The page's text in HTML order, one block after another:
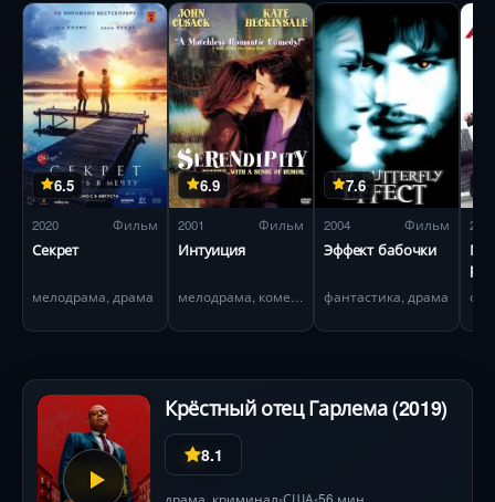
6.5
2020 Фильм
Секрет
мелодрама, драма
6.9
2001 Фильм
Интуиция
мелодрама, комедия
7.6
2004 Фильм
Эффект бабочки
фантастика, драма
2011
Крёстный отец Гарлема (2019)
8.1
драма, криминал США 56 мин.